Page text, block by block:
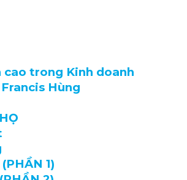
cao trong Kinh doanh
Hùng
1)